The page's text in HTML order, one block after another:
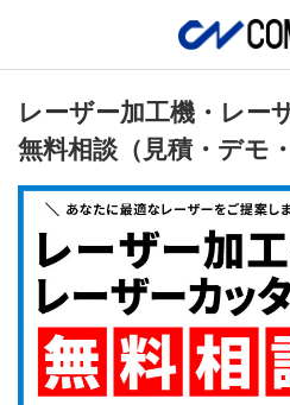
レーザー加工機・レー
無料相談（見積・デモ